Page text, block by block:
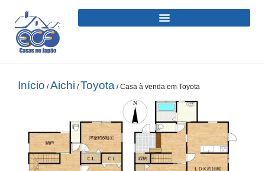
Início /Aichi /Toyota / Casa à venda em Toyota